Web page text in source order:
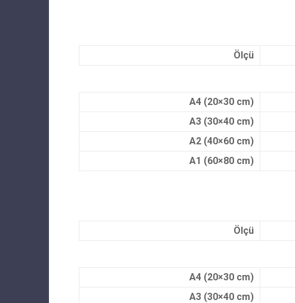
Ölçü
A4 (20×30 cm)
A3 (30×40 cm)
A2 (40×60 cm)
A1 (60×80 cm)
Ölçü
A4 (20×30 cm)
A3 (30×40 cm)